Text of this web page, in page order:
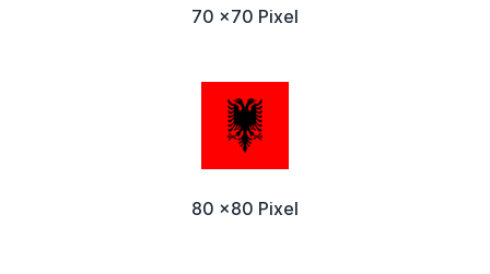
70 x70 Pixel
80 x80 Pixel